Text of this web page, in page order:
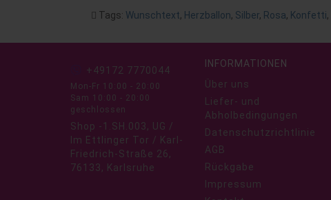
Tags: Wunschtext, Herzballon, Silber, Rosa, Konfetti,
+49172 7770044
Mon-Fr 10:00 - 20:00
Sam 10:00 - 20:00
geschlossen
Shop -1.SH.003, UG /
Im Ettlinger Tor / Karl-
Friedrich-Straße 26,
76133, Karlsruhe
INFORMATIONEN
Über uns
Liefer- und
Abholbedingungen
Datenschutzrichtlinie
AGB
Rückgabe
Impressum